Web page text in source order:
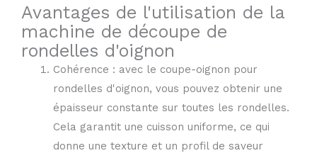
Avantages de l'utilisation de la
machine de découpe de
rondelles d'oignon
Cohérence : avec le coupe-oignon pour
rondelles d'oignon, vous pouvez obtenir une
épaisseur constante sur toutes les rondelles.
Cela garantit une cuisson uniforme, ce qui
donne une texture et un profil de saveur